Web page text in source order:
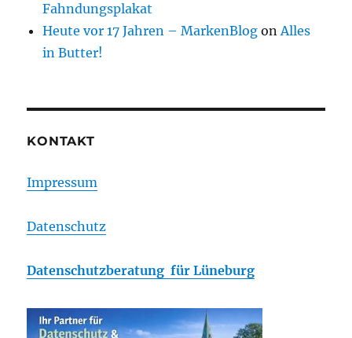
Fahndungsplakat
Heute vor 17 Jahren – MarkenBlog onAlles
in Butter!
KONTAKT
Impressum
Datenschutz
Datenschutzberatung für Lüneburg